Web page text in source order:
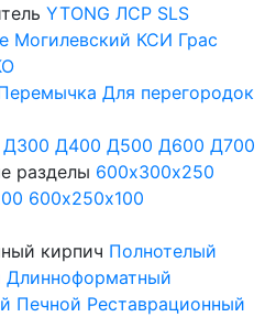
YTONG ЛСР SLS
Могилевский КСИ Грас
Для перегородок
Д300 Д400 Д500 Д600 Д700
разделы 600х300х250
600х250х100
кирпич Полнотелый
Длинноформатный
Печной Реставрационный